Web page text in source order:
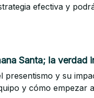
efectiva y
Santa; la
presentismo y su
y cómo empezar